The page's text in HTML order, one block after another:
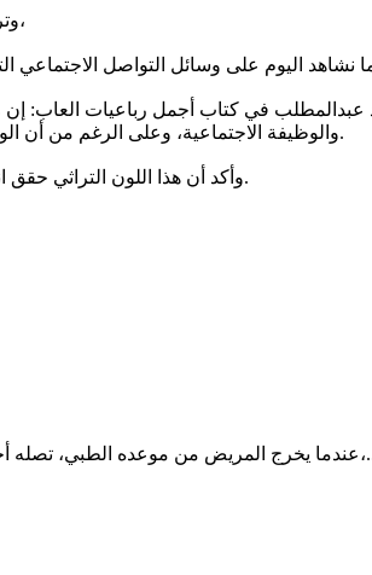
وترتدي القصائد الشعبية جمالاً وتأثيراً ووهجاً حين يستمع الإنسان إلى شاعرها أو من لديه موهبة الإلقاء،
في كتاب أجمل رباعيات العاب:
والوظيفة الاجتماعية، وعلى الرغم من أن الوظيفتين لهما حضور في الشعر الفصيح لكن الوظيفة الاجتماعية في العامية تسبق الوظيفة الجمالية.
وأكد أن هذا اللون التراثي حقق انتشاره، لأنه يحمل ذخيرة الأبنية التعبيرية التي ترددها الألسن، عفو الخاطر حيناً وبالقصد أحياناً أخرى.
على الموعد سهلاً، هل عامله الفريق الصحي باحترام،...